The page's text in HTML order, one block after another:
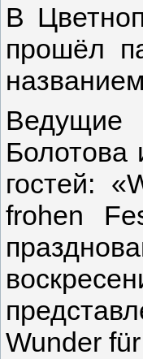
В
прошёл
Болотова
гостей:
frohen
Wunder